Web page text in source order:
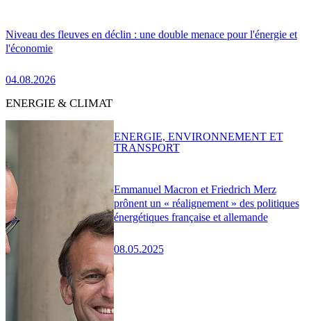
Niveau des fleuves en déclin : une double menace pour l'énergie et
l'économie
04.08.2026
ENERGIE & CLIMAT
Emmanuel Macron et Friedrich Merz
prônent un « réalignement » des politiques
énergétiques française et allemande
08.05.2025
ENERGIE, ENVIRONNEMENT ET
TRANSPORT